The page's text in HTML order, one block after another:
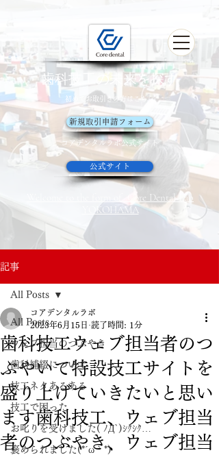
歯科技工の未来を探す
初めてお取引きの方はこちら
新規取引申請フォーム
コアデンタルラボ​公式サイト
公式サイト
Welcome to the form of Core Dental Lab
YOKOHAMA
記事
All Posts
ウェブ担当のつぶやき
歯科補綴について
技工ネタあるある
技工で困った
お叱りを受けました( ﾉД`)ｼｸｼｸ…
褒められました(*´ω｀*)
All Posts
歯科技工ウェブ担当者のつ
ぶやいて特設技工サイトを
盛り上げていきたいと思い
ます歯科技工、ウェブ担当
者のつぶやき、ウェブ担当
コアデンタルラボ
2023年6月15日 読了時間: 1分